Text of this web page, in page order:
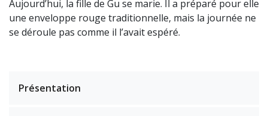
Aujourd’hui, la fille de Gu se marie. Il a préparé pour elle
une enveloppe rouge traditionnelle, mais la journée ne
se déroule pas comme il l’avait espéré.
Présentation